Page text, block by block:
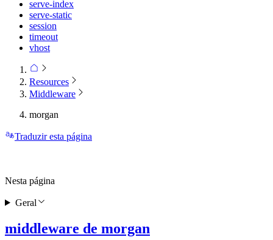
serve-index
serve-static
session
timeout
vhost
Resources
Middleware
morgan
Traduzir esta página
middleware de morgan
Nesta página
Geral